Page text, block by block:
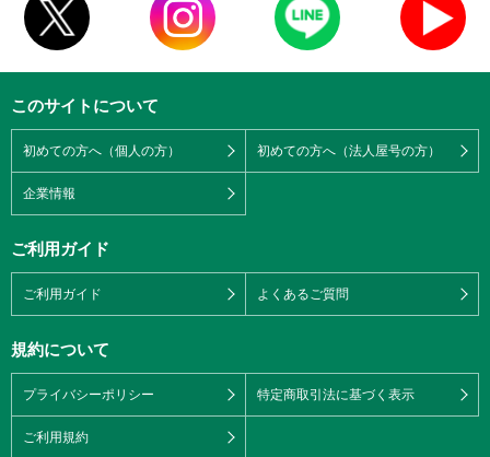
このサイトについて
初めての方へ（個人の方） 初めての方へ（法人屋号の方）
企業情報
ご利用ガイド
ご利用ガイド よくあるご質問
規約について
プライバシーポリシー 特定商取引法に基づく表示
ご利用規約